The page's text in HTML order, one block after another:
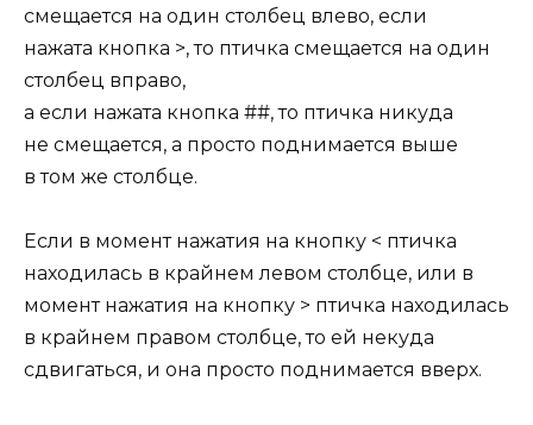
смещается на один столбец влево, если
нажата кнопка >, то птичка смещается на один
столбец вправо,
а если нажата кнопка ##, то птичка никуда
не смещается, а просто поднимается выше
в том же столбце.
Если в момент нажатия на кнопку < птичка
находилась в крайнем левом столбце, или в
момент нажатия на кнопку > птичка находилась
в крайнем правом столбце, то ей некуда
сдвигаться, и она просто поднимается вверх.